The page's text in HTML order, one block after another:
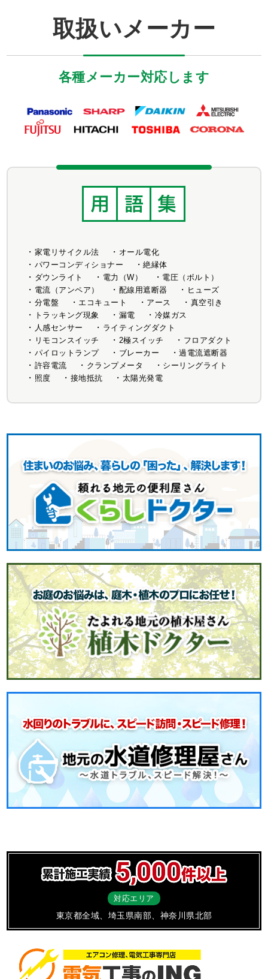
取扱いメーカー
各種メーカー対応します
家電リサイクル法
オール電化
パワーコンディショナー
絶縁体
ダウンライト
電力（W）
電圧（ボルト）
電流（アンペア）
配線用遮断器
ヒューズ
分電盤
エコキュート アース
真空引き
トラッキング現象
漏電
冷媒ガス
人感センサー
ライティングダクト
リモコンスイッチ
2極スイッチ
フロアダクト
パイロットランプ
ブレーカー
過電流遮断器
許容電流
クランプメータ
シーリングライト
照度
接地抵抗 太陽光発電
対応エリア
東京都全域、埼玉県南部、神奈川県北部